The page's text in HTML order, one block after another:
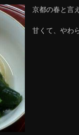
京都の春と言
甘くて、やわ